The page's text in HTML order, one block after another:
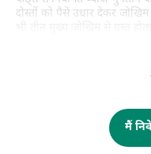
दोस्तों को पैसे उधार देकर
इनकी एनएवी में बदलती ब्याज
· दूसरा, ये फंड्स क्रेडिट जोखिम
सिक्योरिटीज (उदाहरण के तौर
जोखिम जिनमें उन्होंने निवेश
मैं